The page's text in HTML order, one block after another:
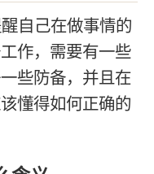
自己在做事情的
作，需要有一些
些防备，并且在
懂得如何正确的